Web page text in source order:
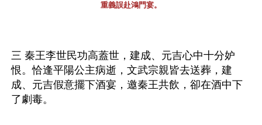
重義誤赴鴻門宴。
三 秦王李世民功高蓋世，建成、元吉心中十分妒
恨。恰逢平陽公主病逝，文武宗親皆去送葬，建
成、元吉假意擺下酒宴，邀秦王共飲，卻在酒中下
了劇毒。